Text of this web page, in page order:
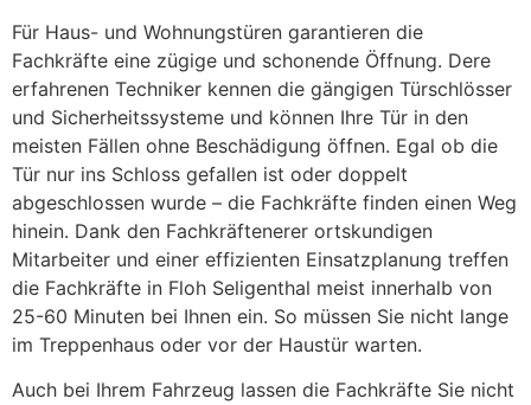
Für Haus- und Wohnungstüren garantieren die
Fachkräfte eine zügige und schonende Öffnung. Dere
erfahrenen Techniker kennen die gängigen Türschlösser
und Sicherheitssysteme und können Ihre Tür in den
meisten Fällen ohne Beschädigung öffnen. Egal ob die
Tür nur ins Schloss gefallen ist oder doppelt
abgeschlossen wurde – die Fachkräfte finden einen Weg
hinein. Dank den Fachkräftenerer ortskundigen
Mitarbeiter und einer effizienten Einsatzplanung treffen
die Fachkräfte in Floh Seligenthal meist innerhalb von
25-60 Minuten bei Ihnen ein. So müssen Sie nicht lange
im Treppenhaus oder vor der Haustür warten.
Auch bei Ihrem Fahrzeug lassen die Fachkräfte Sie nicht